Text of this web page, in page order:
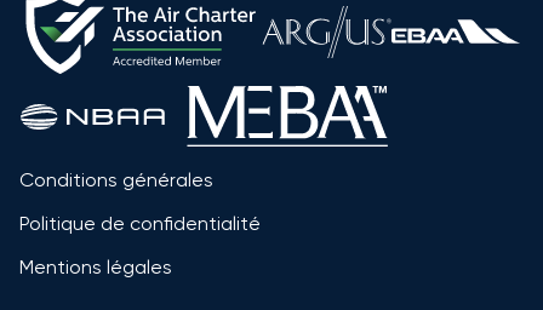
Conditions générales
Politique de confidentialité
Mentions légales